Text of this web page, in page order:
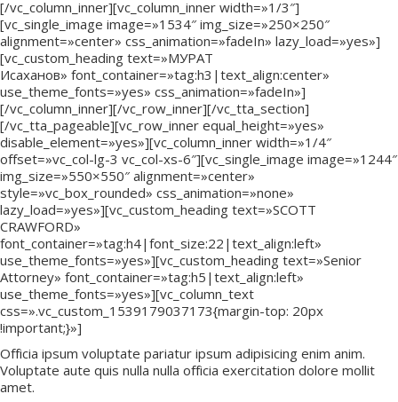
[/vc_column_inner][vc_column_inner width=»1/3″]
[vc_single_image image=»1534″ img_size=»250×250″
alignment=»center» css_animation=»fadeIn» lazy_load=»yes»]
[vc_custom_heading text=»МУРАТ
Исаханов» font_container=»tag:h3|text_align:center»
use_theme_fonts=»yes» css_animation=»fadeIn»]
[/vc_column_inner][/vc_row_inner][/vc_tta_section]
[/vc_tta_pageable][vc_row_inner equal_height=»yes»
disable_element=»yes»][vc_column_inner width=»1/4″
offset=»vc_col-lg-3 vc_col-xs-6″][vc_single_image image=»1244″
img_size=»550×550″ alignment=»center»
style=»vc_box_rounded» css_animation=»none»
lazy_load=»yes»][vc_custom_heading text=»SCOTT
CRAWFORD»
font_container=»tag:h4|font_size:22|text_align:left»
use_theme_fonts=»yes»][vc_custom_heading text=»Senior
Attorney» font_container=»tag:h5|text_align:left»
use_theme_fonts=»yes»][vc_column_text
css=».vc_custom_1539179037173{margin-top: 20px
!important;}»]
Officia ipsum voluptate pariatur ipsum adipisicing enim anim.
Voluptate aute quis nulla nulla officia exercitation dolore mollit
amet.